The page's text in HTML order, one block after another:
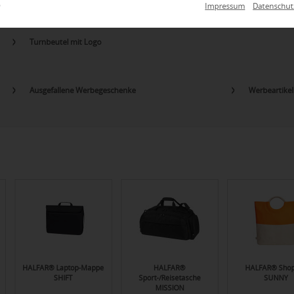
Impressum
Turnbeutel mit Logo
Ausgefallene Werbegeschenke
HALFAR® Laptop-Mappe
SHIFT
HALFAR®
Sport-/Reisetasche
MISSION
HALFAR®
SUNNY